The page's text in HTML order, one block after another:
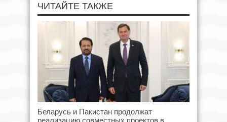
ЧИТАЙТЕ ТАКЖЕ
Беларусь и Пакистан продолжат
реализацию совместных проектов в